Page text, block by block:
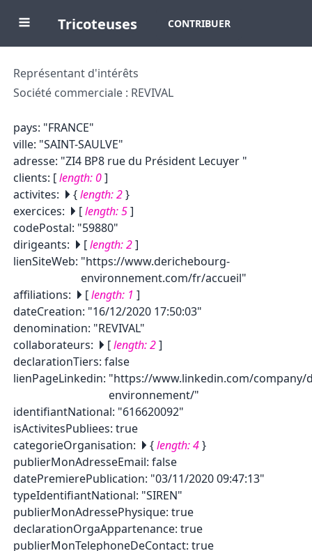
Tricoteuses CONTRIBUER
Représentant d'intérêts
Société commerciale : REVIVAL
pays: "FRANCE"
ville: "SAINT-SAULVE"
adresse: "ZI4 BP8 rue du Président Lecuyer "
clients: [length: 0]
activites: {length:2}
exercices: [length:5]
codePostal: "59880"
dirigeants: [length:2]
lienSiteWeb: "https://www.derichebourg-
environnement.com/fr/accueil"
affiliations: [length: 1 ]
dateCreation: "16/12/2020 17:50:03"
denomination: "REVIVAL"
collaborateurs: [length:2]
declarationTiers: false
lienPageLinkedin: "https://www.linkedin.com/company/
environnement/"
identifiantNational: "616620092"
isActivitesPubliees: true
categorieOrganisation: {length:4}
publierMonAdresseEmail: false
datePremierePublication: "03/11/2020 09:47:13"
typeIdentifiantNational: "SIREN"
publierMonAdressePhysique: true
declarationOrgaAppartenance: true
publierMonTelephoneDeContact: true